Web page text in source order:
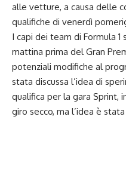
alle vetture, a causa delle
qualifiche di venerdì
I capi dei team di Formula
mattina prima del Gran
potenziali modifiche al
stata discussa l’idea di
qualifica per la gara Sprint,
giro secco, ma l’idea è